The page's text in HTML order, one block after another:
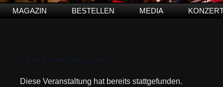
MAGAZIN BESTELLEN MEDIA
« Alle Veranstaltungen
Diese Veranstaltung hat bereits stattgefunden.